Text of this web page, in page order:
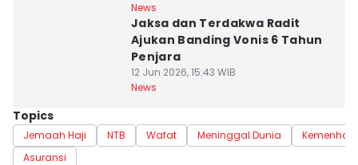
News
Jaksa dan Terdakwa Radit
Ajukan Banding Vonis 6 Tahun
Penjara
12 Jun 2026, 15:43 WIB
News
Topics
Jemaah Haji NTB Wafat Meninggal Dunia
Kemenhaj
Asuransi